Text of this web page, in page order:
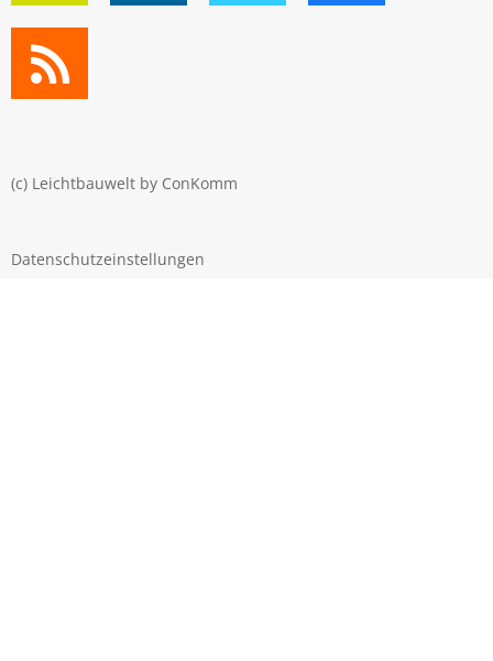
(c) Leichtbauwelt by ConKomm
Datenschutzeinstellungen